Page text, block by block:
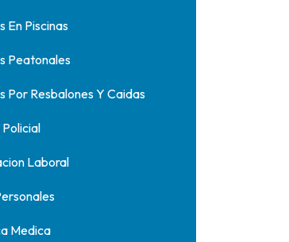
En Piscinas
Peatonales
Por Resbalones Y Caidas
Laboral
Medica